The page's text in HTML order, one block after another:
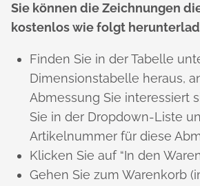
Sie können die Zeichnungen
kostenlos wie folgt
Finden Sie in der Tabelle
Dimensionstabelle heraus,
Abmessung Sie interessiert
Sie in der Dropdown-Liste
Artikelnummer für diese
Klicken Sie auf “In den
Gehen Sie zum Warenkorb